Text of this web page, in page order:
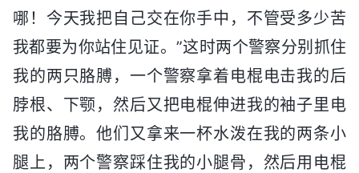
哪！今天我把自己交在你手中，不管受多少苦
我都要为你站住见证。”这时两个警察分别抓住
我的两只胳膊，一个警察拿着电棍电击我的后
脖根、下颚，然后又把电棍伸进我的袖子里电
我的胳膊。他们又拿来一杯水泼在我的两条小
腿上，两个警察踩住我的小腿骨，然后用电棍